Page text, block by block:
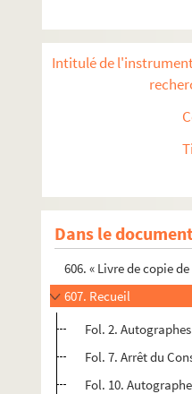
Intitulé de
Dans le
598. « Livre-journal de
599. Recueil de
602. Recueil de
604. [Titre absent ou
605. Recueil d'édits,
606. « Livre de copie
607. Recueil
Fol. 2.
Fol. 7. Arrêt du
Fol. 10.